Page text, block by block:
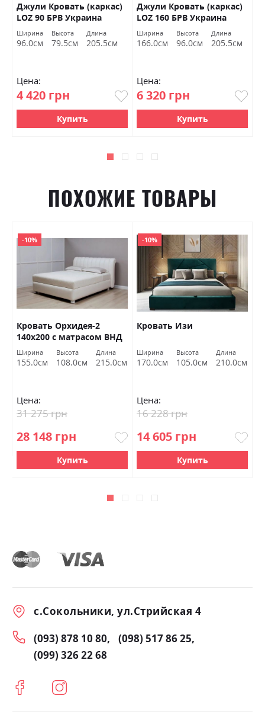
Джули Кровать (каркас)
LOZ 90 БРВ Украина
Ширина
96.0см
Высота
79.5см
Длина
205.5см
Цена:
4 420 грн
Купить
Джули Кровать (каркас)
LOZ 160 БРВ Украина
Ширина
166.0см
Высота
96.0см
Длина
205.5см
Цена:
6 320 грн
Купить
ПОХОЖИЕ ТОВАРЫ
-10%
Кровать Орхидея-2
140х200 с матрасом ВНД
Луцк
Ширина
155.0см
Высота
108.0см
Длина
215.0см
Цена:
28 148 грн
31 275 грн
Купить
-10%
Кровать Изи
Ширина
170.0см
Высота
105.0см
Длина
210.0см
Цена:
14 605 грн
16 228 грн
Купить
с.Сокольники, ул.Стрийская 4
(093) 878 10 80
(098) 517 86 25
(099) 326 22 68